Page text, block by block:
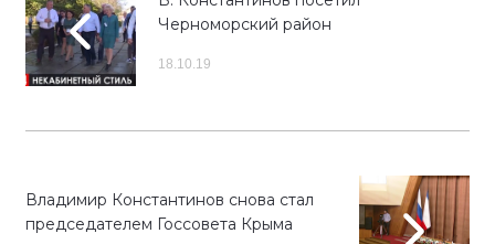
Черноморский район
18.10.19
Владимир Константинов снова стал
председателем Госсовета Крыма